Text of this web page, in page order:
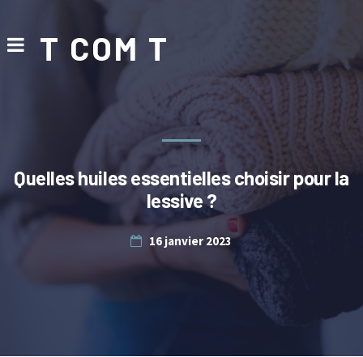
T COM T
Quelles huiles essentielles choisir pour la
lessive ?
16 janvier 2023